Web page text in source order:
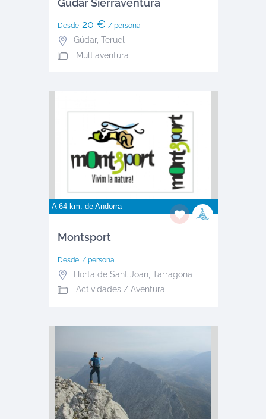
Gudar Sierraventura
Desde20 € / persona
Gúdar, Teruel
Multiaventura
A 64 km. de Andorra
Montsport
Desde / persona
Horta de Sant Joan Tarragona
Actividades / Aventura